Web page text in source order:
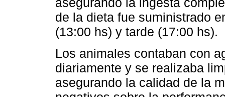
de la dieta fue suministrado
(13:00 hs) y tarde (17:00 hs).
Los animales contaban con
diariamente y se realizaba
asegurando la calidad de la